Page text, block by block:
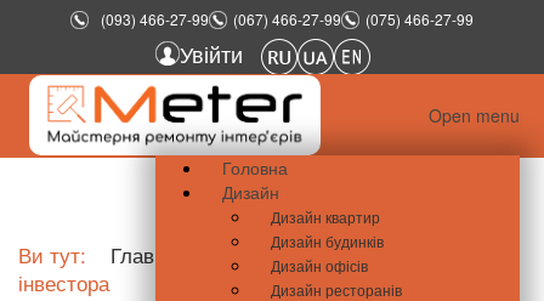
(093) 466-27-99 (067) 466-27-99 (075) 466-27-99
Увійти
Open menu
Головна
Дизайн
Дизайн квартир
Дизайн будинків
Дизайн офісів
Дизайн ресторанів
Ви тут: Главная
ЖК «Нивки-Парк» – мрія
інвестора